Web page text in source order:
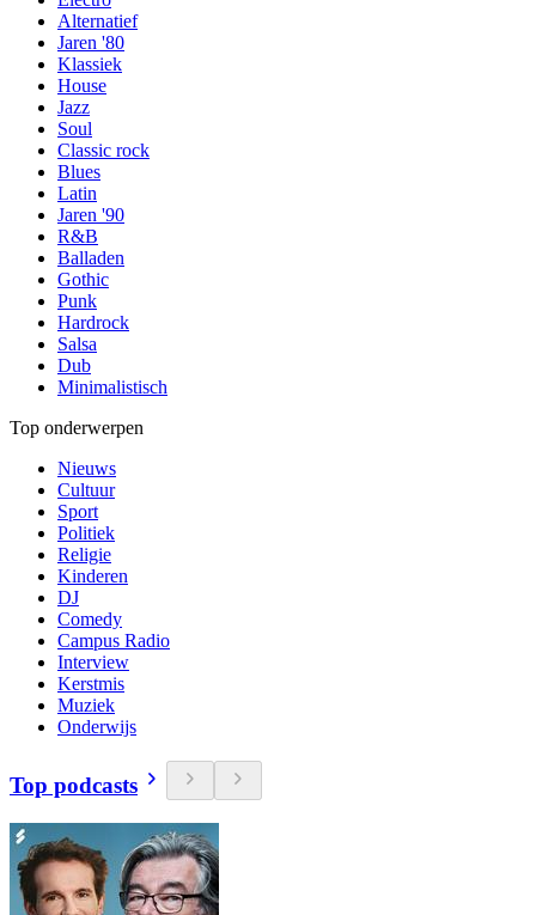
Alternatief
Jaren '80
Klassiek
House
Jazz
Soul
Classic rock
Blues
Latin
Jaren '90
R&B
Balladen
Gothic
Punk
Hardrock
Salsa
Dub
Minimalistisch
Top onderwerpen
Nieuws
Cultuur
Sport
Politiek
Religie
Kinderen
DJ
Comedy
Campus Radio
Interview
Kerstmis
Muziek
Onderwijs
Top podcasts